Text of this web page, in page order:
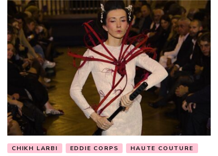
CHIKH LARBI EDDIE CORPS
HAUTE COUTURE